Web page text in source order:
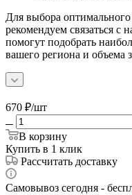
Для выбора
рекомендуем связаться
помогут подобрать
вашего региона и объема
670 ₽/шт
В корзину
Купить в 1 клик
Рассчитать доставку
Самовывоз сегодня -